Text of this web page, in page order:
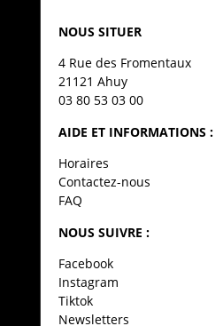
NOUS SITUER
4 Rue des Fromentaux
21121 Ahuy
03 80 53 03 00
AIDE ET INFORMATIONS :
Horaires
Contactez-nous
FAQ
NOUS SUIVRE :
Facebook
Instagram
Tiktok
Newsletters